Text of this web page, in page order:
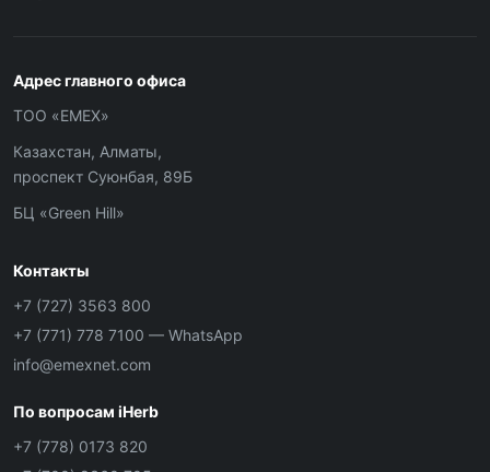
Адрес главного офиса
ТОО «ЕМЕХ»
Казахстан, Алматы,
проспект Суюнбая, 89Б
БЦ «Green Hill»
Контакты
+7 (727) 3563 800
+7 (771) 778 7100 — WhatsApp
info@emexnet.com
По вопросам iHerb
+7 (778) 0173 820